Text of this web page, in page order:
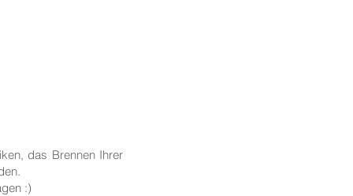
das Brennen Ihrer
:)